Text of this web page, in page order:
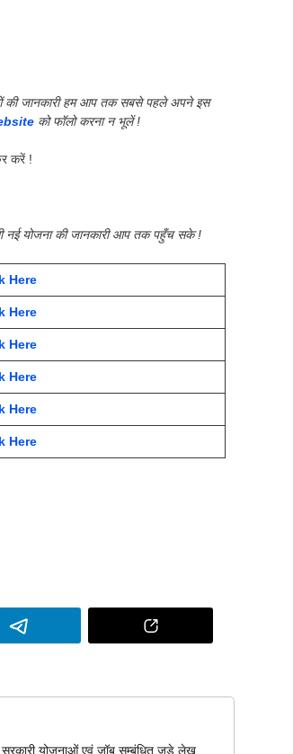
की जानकारी हम आप तक सबसे पहले अपने इस
को फॉलो करना न भूलें !
करें !
नई योजना की जानकारी आप तक पहुँच सके !
Here
Here
Here
Here
Here
Here
योजनाओं एवं जॉब सम्बंधित जुड़े लेख